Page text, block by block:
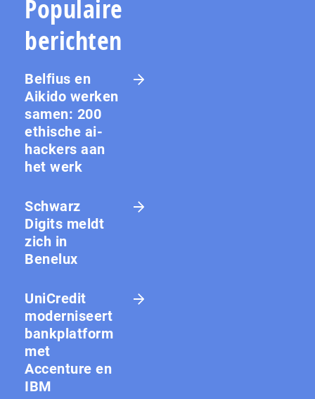
Populaire
berichten
Belfius en
Aikido werken
samen: 200
ethische ai-
hackers aan
het werk
Schwarz
Digits meldt
zich in
Benelux
UniCredit
moderniseert
bankplatform
met
Accenture en
IBM